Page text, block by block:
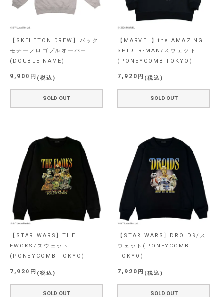
【SKELETON CREW】バック
モチーフロゴプルオーバー
(DOUBLE NAME)
9,900 税込
SOLD OUT
【MARVEL】the AMAZING
SPIDER-MAN/スウェット
(PONEYCOMB TOKYO)
7,920 税込
SOLD OUT
【STAR WARS】THE
EWOKS/スウェット
(PONEYCOMB TOKYO)
7,920 税込
SOLD OUT
【STAR WARS】DROIDS/ス
ウェット(PONEYCOMB
TOKYO)
7,920 税込
SOLD OUT